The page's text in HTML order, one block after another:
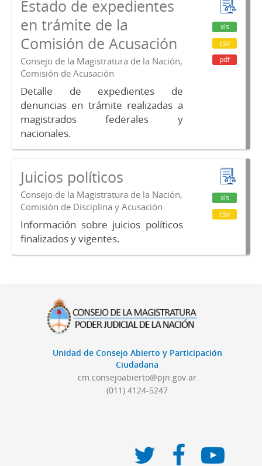
Estado de expedientes
en trámite de la
Comisión de Acusación
Consejo de la Magistratura de la Nación,
Comisión de Acusación
Detalle de expedientes de
denuncias en trámite realizadas a
magistrados federales y
nacionales.
xls
csv
pdf
Juicios políticos
Consejo de la Magistratura de la Nación,
Comisión de Disciplina y Acusación
Información sobre juicios políticos
finalizados y vigentes.
xls
csv
Unidad de Consejo Abierto y Participación
Ciudadana
cm.consejoabierto@pjn.gov.ar
(011) 4124-5247